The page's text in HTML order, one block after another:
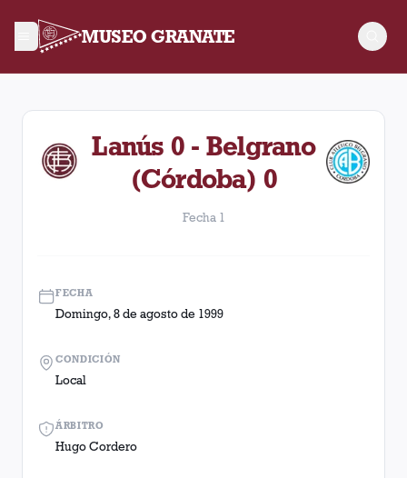
MUSEO GRANATE
Fecha 1. Partido entre Lanús y Belgrano (Córdoba)
Lanús 0 - Belgrano
(Córdoba) 0
Fecha 1
FECHA
Domingo, 8 de agosto de 1999
ÁRBITRO
Hugo Cordero
CONDICIÓN
Local